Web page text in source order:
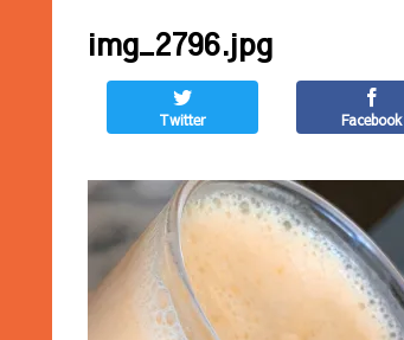
img_2796.jpg
Twitter Facebook